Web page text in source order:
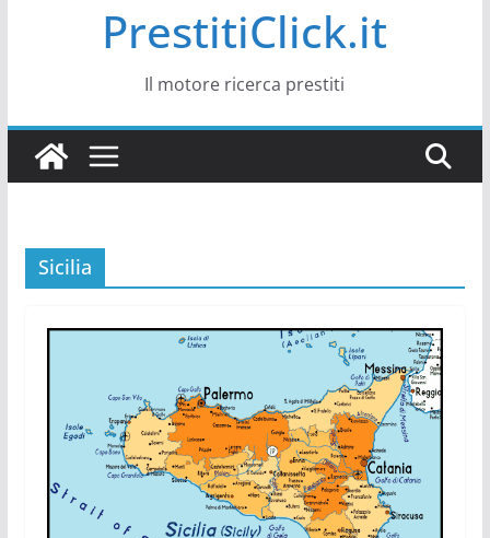
PrestitiClick.it
Il motore ricerca prestiti
Sicilia